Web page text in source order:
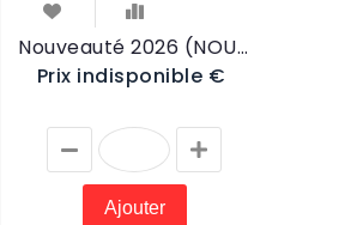
Nouveauté 2026 (NOUVEAUTE)
Prix indisponible €
Ajouter